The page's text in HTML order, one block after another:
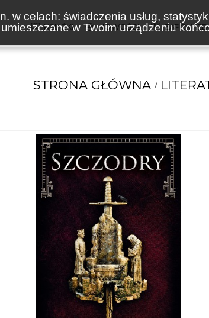
w celach: świadczenia usług,
w Twoim urządzeniu
KSIĄŻKI NOWOŚCI
STRONA GŁÓWNA